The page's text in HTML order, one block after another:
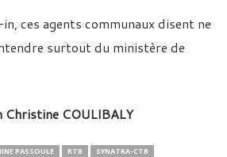
ces agents communaux disent ne
surtout du ministère de
Christine COULIBALY
PASSOULE RTB SYNATRA-CTB